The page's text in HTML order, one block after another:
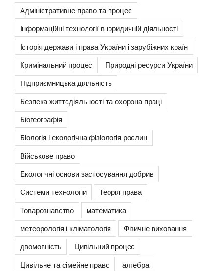
Адміністративне право та процес
Інформаційні технології в юридичній діяльності
Історія держави і права України і зарубіжних країн
Кримінальний процес
Природні ресурси України
Підприємницька діяльність
Безпека життєдіяльності та охорона праці
Біогеографія
Біологія і екологічна фізіологія рослин
Військове право
Екологічні основи застосування добрив
Системи технологій
Теорія права
Товарознавство
математика
метеорологія і кліматологія
Фізичне виховання
двомовність
Цивільний процес
Цивільне та сімейне право
алгебра